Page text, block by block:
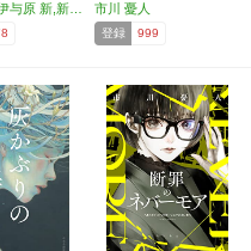
市川 憂人
登録 999